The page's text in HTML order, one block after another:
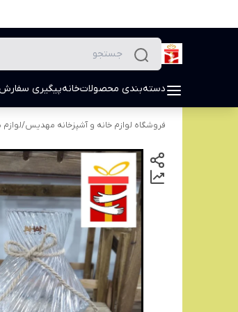
دسته‌بندی محصولاتخانهپیگیری
فروشگاه لوازم خانه و آشپزخانه مهدیس/